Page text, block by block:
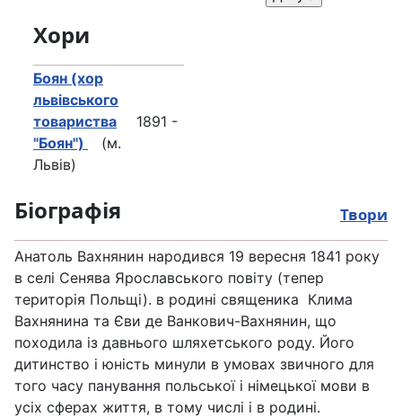
Хори
Боян (хор
львівського
товариства
"Боян")
(м.
Львів)
1891 -
Біографія Твори
Анатоль Вахнянин народився 19 вересня 1841 року
в селі Сенява Ярославського повіту (тепер
територія Польщі). в родині священика Клима
Вахнянина та Єви де Ванкович-Вахнянин, що
походила із давнього шляхетського роду. Його
дитинство і юність минули в умовах звичного для
того часу панування польської і німецької мови в
усіх сферах життя, в тому числі і в родині.